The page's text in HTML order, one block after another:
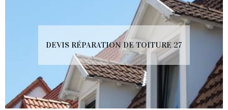
DEVIS RÉPARATION DE TOITURE 27